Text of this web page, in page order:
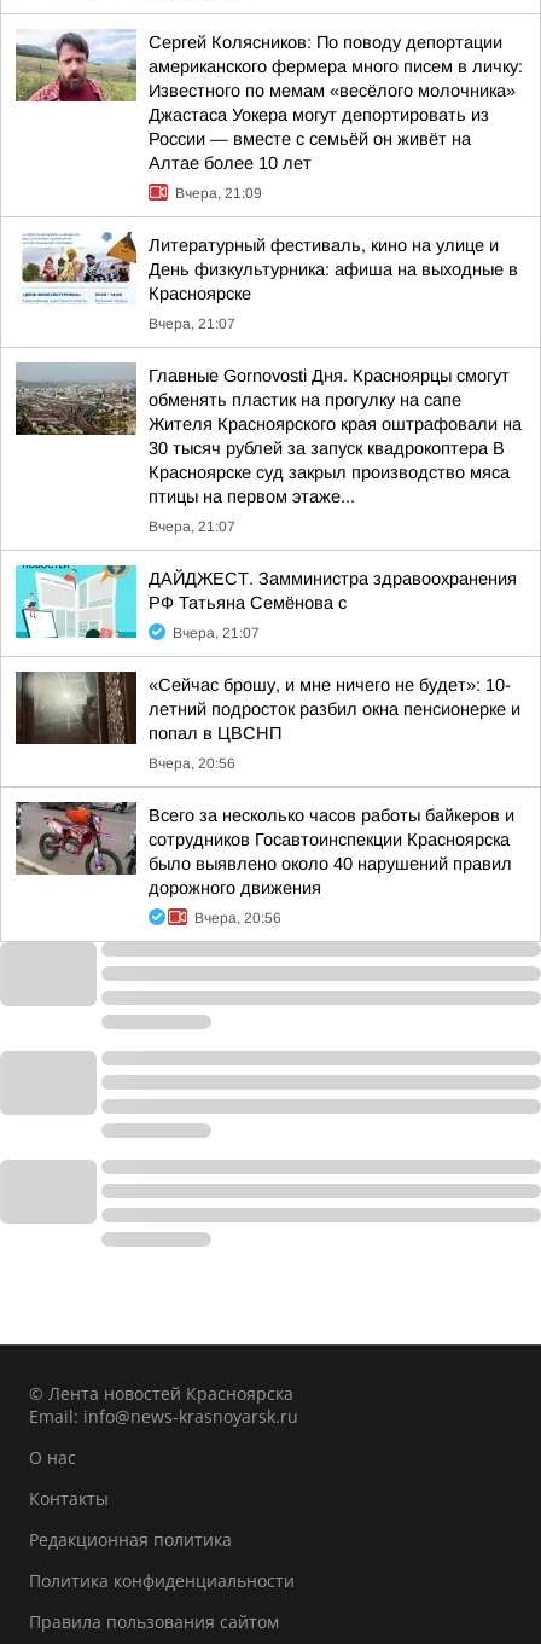
Сергей Колясников: По поводу депортации
американского фермера много писем в личку:
Известного по мемам «весёлого молочника»
Джастаса Уокера могут депортировать из
России — вместе с семьёй он живёт на
Алтае более 10 лет
Вчера, 21:09
Литературный фестиваль, кино на улице и
День физкультурника: афиша на выходные в
Красноярске
Вчера, 21:07
Главные Gornovosti Дня. Красноярцы смогут
обменять пластик на прогулку на сапе
Жителя Красноярского края оштрафовали на
30 тысяч рублей за запуск квадрокоптера В
Красноярске суд закрыл производство мяса
птицы на первом этаже...
Вчера, 21:07
ДАЙДЖЕСТ. Замминистра здравоохранения
РФ Татьяна Семёнова с
Вчера, 21:07
«Сейчас брошу, и мне ничего не будет»: 10-
летний подросток разбил окна пенсионерке и
попал в ЦВСНП
Вчера, 20:56
Всего за несколько часов работы байкеров и
сотрудников Госавтоинспекции Красноярска
было выявлено около 40 нарушений правил
дорожного движения
Вчера, 20:56
© Лента новостей Красноярска
Email: info@news-krasnoyarsk.ru
О нас
Контакты
Редакционная политика
Политика конфиденциальности
Правила пользования сайтом